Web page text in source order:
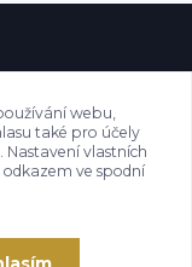
webu,
také pro účely
Nastavení vlastních
ve spodní